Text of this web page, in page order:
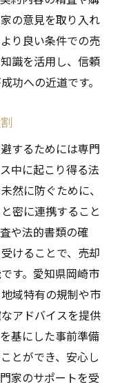
の意見を取り入れ
り良い条件での売
識を活用し、信頼
功への近道です。
するためには専門
中に起こり得る法
然に防ぐために、
密に連携すること
や法的書類の確
けることで、売却
す。愛知県岡崎市
域特有の規制や市
アドバイスを提供
基にした事前準備
とができ、安心し
家のサポートを受